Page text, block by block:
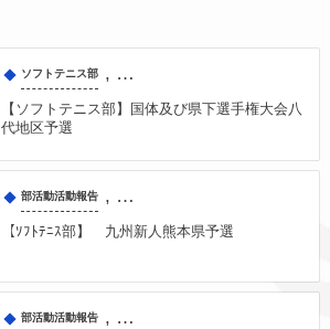
ソフトテニス部 , …
【ソフトテニス部】国体及び県下選手権大会八
代地区予選
部活動活動報告 , …
【ｿﾌﾄﾃﾆｽ部】 九州新人熊本県予選
部活動活動報告 , …